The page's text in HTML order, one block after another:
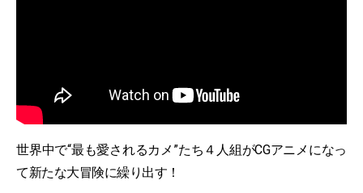
世界中で“最も愛されるカメ”たち４人組がCGアニメになっ
て新たな大冒険に繰り出す！